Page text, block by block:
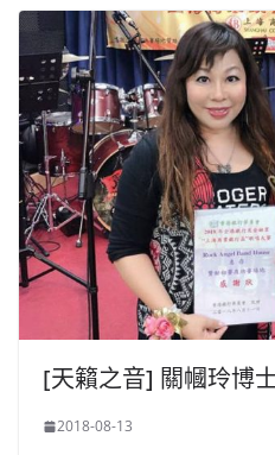
[天籟之音] 關幗玲博
2018-08-13